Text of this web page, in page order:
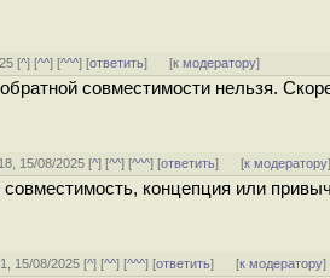
[^] [^^] [^^^] [ответить] [к модератору]
совместимости нельзя.
15/08/2025 [^] [^^] [^^^] [ответить] [к модератору]
совместимость, концепция или
15/08/2025 [^] [^^] [^^^] [ответить] [к модератору]